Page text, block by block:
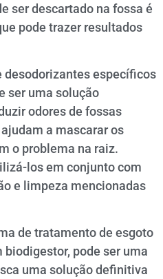
ser descartado na fossa é
pode trazer resultados
desodorizantes específicos
ser uma solução
odores de fossas
a mascarar os
o problema na raiz.
los em conjunto com
e limpeza mencionadas
de tratamento de esgoto
pode ser uma
uma solução definitiva